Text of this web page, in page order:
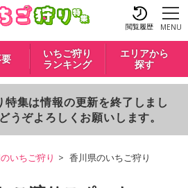
閲覧履歴 MENU
いちご狩り
ランキング
エリアから
探す
集は情報の更新を終了しまし
うぞよろしくお願いします。
いちご狩り 香川県のいちご狩り